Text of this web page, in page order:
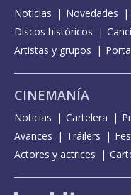
Noticias Novedades
Discos históricos
Artistas y grupos
CINEMANÍA
Noticias Cartelera
Avances
Tráilers
Actores y actrices